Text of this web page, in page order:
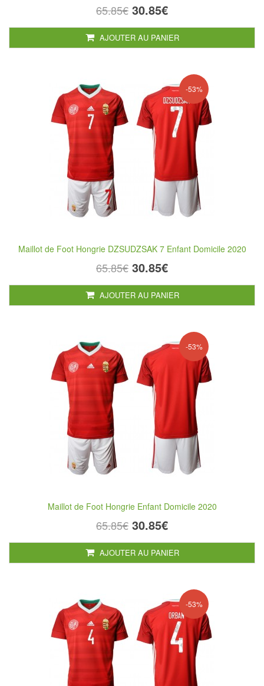
65.85€ 30.85€
AJOUTER AU PANIER
-53%
Maillot de Foot Hongrie DZSUDZSAK 7 Enfant Domicile 2020
65.85€ 30.85€
AJOUTER AU PANIER
-53%
Maillot de Foot Hongrie Enfant Domicile 2020
65.85€ 30.85€
AJOUTER AU PANIER
-53%